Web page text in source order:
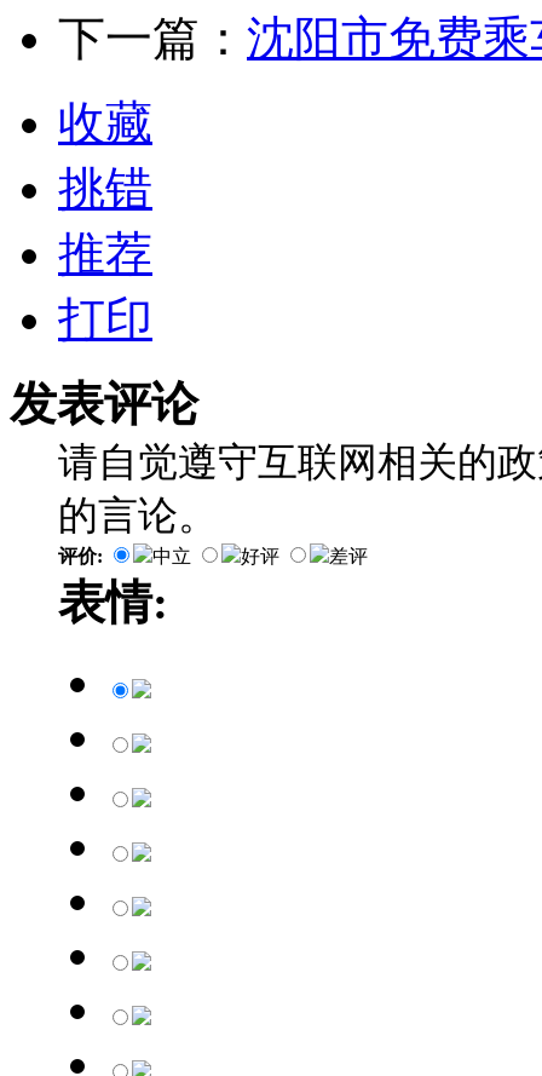
下一篇： 沈阳市免费
收藏
挑错
推荐
打印
发表评论
请自觉遵守互联网相关的
的言论。
评价: 中立 好评 差评
表情: